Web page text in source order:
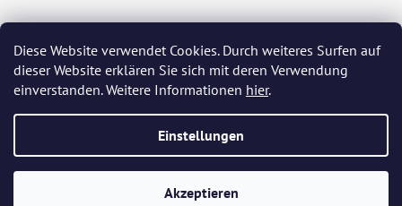
Diese Website verwendet Cookies. Durch weiteres Surfen auf
dieser Website erklären Sie sich mit deren Verwendung
einverstanden. Weitere Informationen hier.
Einstellungen
Akzeptieren
Čeština Slovenčina English Deutsch Magyar
Język polski Română Italiano Español Français
Português Български Hrvatski Slovenščina
Nederlands Українська Ελληνικά Svenska Dansk
Bohemia Crystal Glass